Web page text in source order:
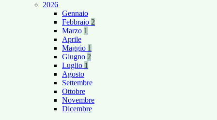
2026
Gennaio
Febbraio 2
Marzo 1
Aprile
Maggio 1
Giugno 2
Luglio 1
Agosto
Settembre
Ottobre
Novembre
Dicembre